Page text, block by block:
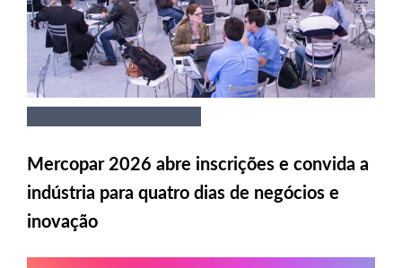
Mercopar 2026 abre inscrições e convida a
indústria para quatro dias de negócios e
inovação